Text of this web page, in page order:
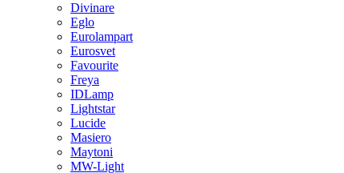
Divinare
Eglo
Eurolampart
Eurosvet
Favourite
Freya
IDLamp
Lightstar
Lucide
Masiero
Maytoni
MW-Light